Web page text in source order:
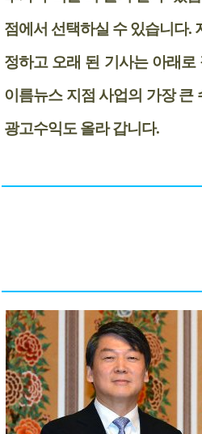
점에서 선택하실 수 있습니다.
정하고 오래 된 기사는 아래
이름뉴스 지점 사업의 가장 큰
광고수익도 올라 갑니다.